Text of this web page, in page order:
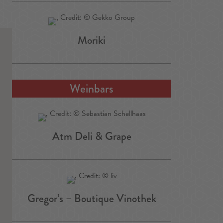
Moriki
Weinbars
Atm Deli & Grape
Gregor’s – Boutique Vinothek